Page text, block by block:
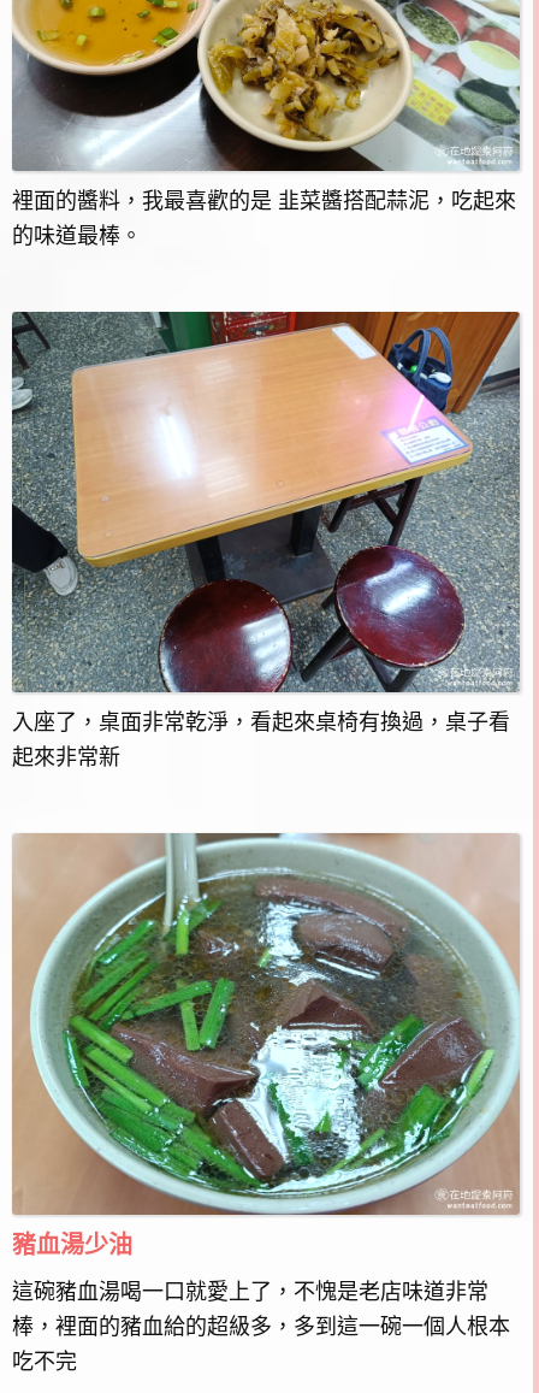
裡面的醬料，我最喜歡的是 韭菜醬搭配蒜泥，吃起來
的味道最棒。
入座了，桌面非常乾淨，看起來桌椅有換過，桌子看
起來非常新
豬血湯少油
這碗豬血湯喝一口就愛上了，不愧是老店味道非常
棒，裡面的豬血給的超級多，多到這一碗一個人根本
吃不完